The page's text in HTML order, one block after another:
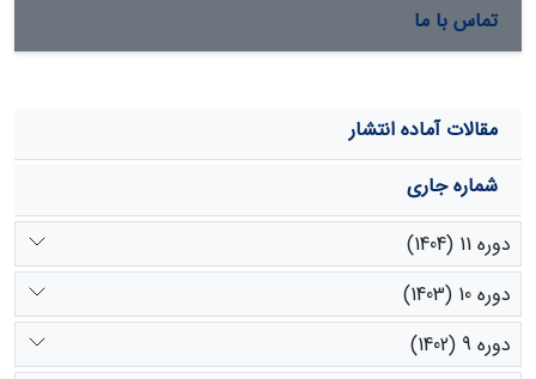
تماس با ما
مقالات آماده انتشار
شماره جاری
دوره 11 (1404)
دوره 10 (1403)
دوره 9 (1402)